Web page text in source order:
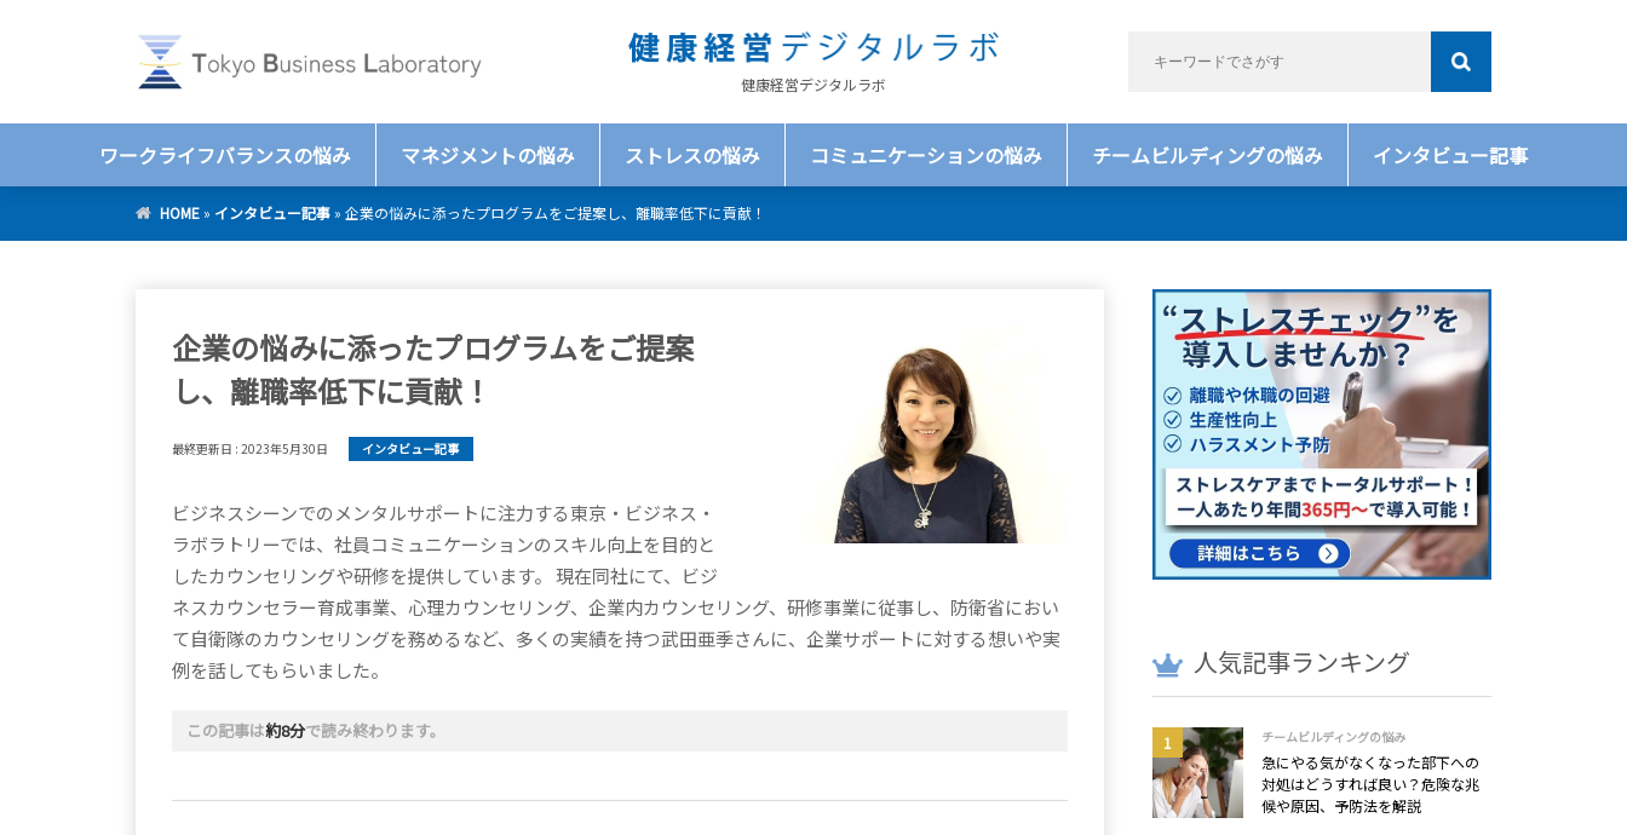
健康経営デジタルラボ
ワークライフバランスの悩み マネジメントの悩み ストレスの悩み コミュニケーションの悩み チームビルディングの悩み インタビュー記事
HOME» インタビュー記事» 企業の悩みに添ったプログラムをご提案し、離職率低下に貢献！
企業の悩みに添ったプログラムをご提案
し、離職率低下に貢献！
最終更新日 : 2023年5月30日 インタビュー記事
ビジネスシーンでのメンタルサポートに注力する東京・ビジネス・
ラボラトリーでは、社員コミュニケーションのスキル向上を目的と
したカウンセリングや研修を提供しています。 現在同社にて、ビジ
ネスカウンセラー育成事業、心理カウンセリング、企業内カウンセリング、研修事業に従事し、防衛省におい
て自衛隊のカウンセリングを務めるなど、多くの実績を持つ武田亜季さんに、企業サポートに対する想いや実
例を話してもらいました。
この記事は約8分で読み終わります。
人気記事ランキング
チームビルディングの悩み
急にやる気がなくなった部下への
対処はどうすれば良い？危険な兆
候や原因、予防法を解説